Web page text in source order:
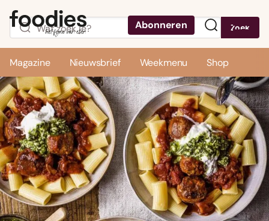
Abonneren Zoek
Magazine Nieuwsbrief Weekmenu Shop